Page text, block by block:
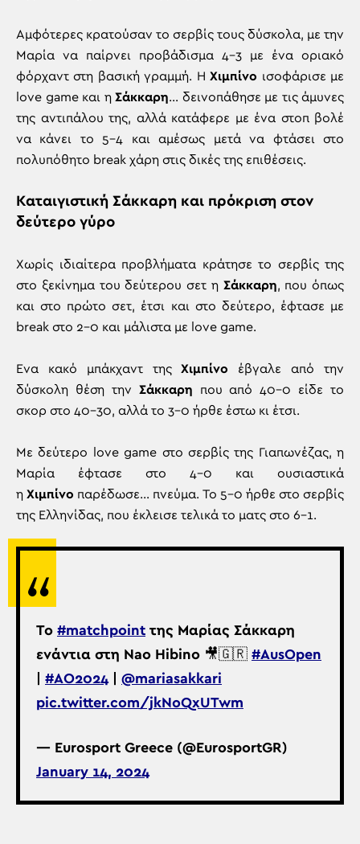
Αμφότερες κρατούσαν το σερβίς τους δύσκολα, με την
Μαρία να παίρνει προβάδισμα 4-3 με ένα οριακό
φόρχαντ στη βασική γραμμή. ΗΧιμπίνο ισοφάρισε με
love game και η Σάκκαρη… δεινοπάθησε με τις άμυνες
της αντιπάλου της, αλλά κατάφερε με ένα στοπ βολέ
να κάνει το 5-4 και αμέσως μετά να φτάσει στο
πολυπόθητο break χάρη στις δικές της επιθέσεις.
Καταιγιστική Σάκκαρη και πρόκριση στον
δεύτερο γύρο
Χωρίς ιδιαίτερα προβλήματα κράτησε το σερβίς της
στο ξεκίνημα του δεύτερου σετ η Σάκκαρη, που όπως
και στο πρώτο σετ, έτσι και στο δεύτερο, έφτασε με
break στο 2-0 και μάλιστα με love game.
Ενα κακό μπάκχαντ τηςΧιμπίνο έβγαλε από την
δύσκολη θέση την Σάκκαρη που από 40-0 είδε το
σκορ στο 40-30, αλλά το 3-0 ήρθε έστω κι έτσι.
Με δεύτερο love game στο σερβίς της Γιαπωνέζας, η
Μαρία έφτασε στο 4-0 και ουσιαστικά
ηΧιμπίνο παρέδωσε… πνεύμα. Το 5-0 ήρθε στο σερβίς
της Ελληνίδας, που έκλεισε τελικά το ματς στο 6-1.
Το #matchpoint της Μαρίας Σάκκαρη
ενάντια στη Nao Hibino 🎥🇬🇷 #AusOpen
#AO2024| @mariasakkari
pic.twitter.com/jkNoQxUTwm
— Eurosport Greece (@EurosportGR)
January 14, 2024